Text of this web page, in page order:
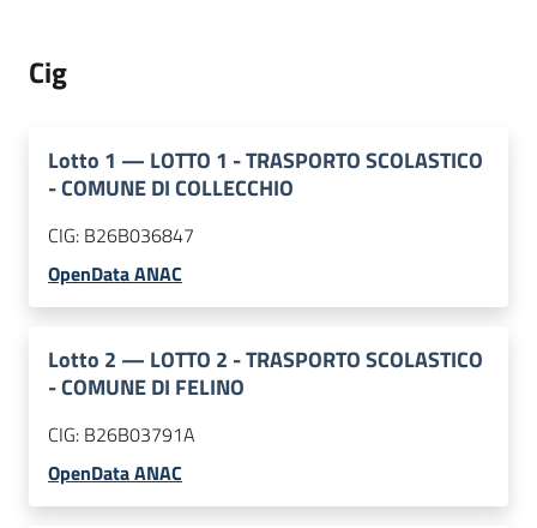
Cig
Lotto 1 — LOTTO 1 - TRASPORTO SCOLASTICO
- COMUNE DI COLLECCHIO
CIG: B26B036847
OpenData ANAC
Lotto 2 — LOTTO 2 - TRASPORTO SCOLASTICO
- COMUNE DI FELINO
CIG: B26B03791A
OpenData ANAC